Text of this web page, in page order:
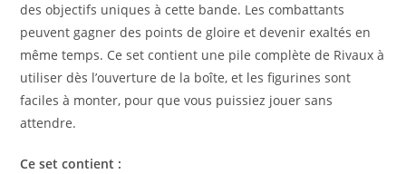
des objectifs uniques à cette bande. Les combattants
peuvent gagner des points de gloire et devenir exaltés en
même temps. Ce set contient une pile complète de Rivaux à
utiliser dès l’ouverture de la boîte, et les figurines sont
faciles à monter, pour que vous puissiez jouer sans
attendre.
Ce set contient :